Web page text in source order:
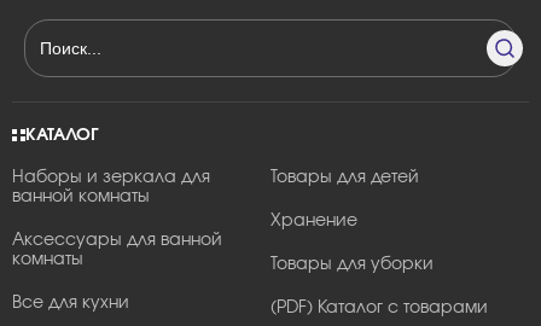
КАТАЛОГ
Наборы и зеркала для
ванной комнаты
Аксессуары для ванной
комнаты
Все для кухни
Товары для детей
Хранение
Товары для уборки
(PDF) Каталог с товарами